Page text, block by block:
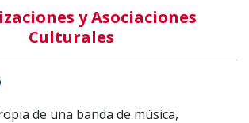
y Asociaciones
Culturales
Whatsapp
de una banda de música,